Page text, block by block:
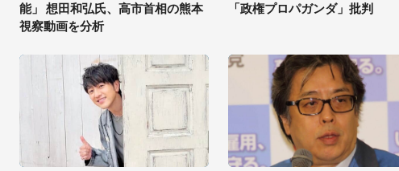
能」 想田和弘氏、高市首相の熊本
視察動画を分析
「政権プロパガンダ」批判